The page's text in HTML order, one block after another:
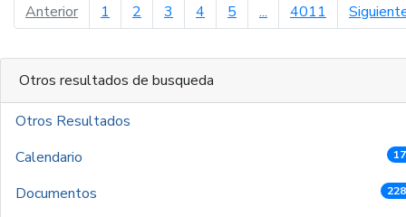
Anteriorpágina anterior
1 2 3 4 5 ... 4011
Otros resultados de busqueda
Otros Resultados
Calendario
Documentos